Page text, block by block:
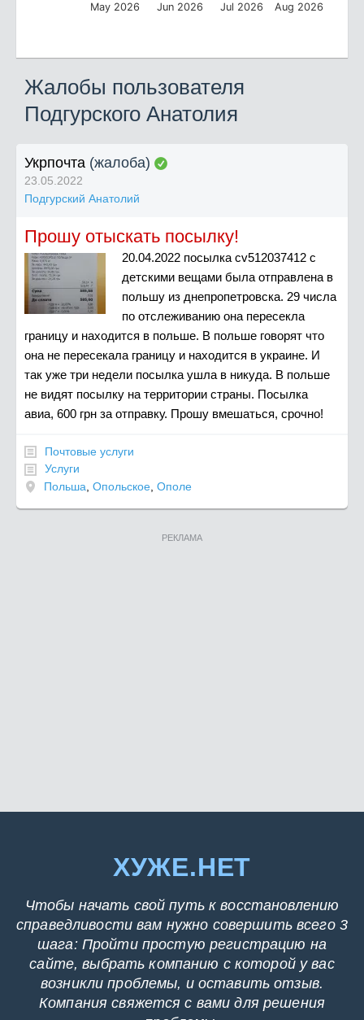
May 2026 Jun 2026 Jul 2026 Aug 2026
Жалобы пользователя
Подгурского Анатолия
Укрпочта (жалоба)
23.05.2022
Подгурский Анатолий
Прошу отыскать посылку!
20.04.2022 посылка cv512037412 с
детскими вещами была отправлена в
польшу из днепропетровска. 29 числа
по отслеживанию она пересекла
границу и находится в польше. В польше говорят что
она не пересекала границу и находится в украине. И
так уже три недели посылка ушла в никуда. В польше
не видят посылку на территории страны. Посылка
авиа, 600 грн за отправку. Прошу вмешаться, срочно!
Почтовые услуги
Услуги
Польша Опольское Ополе
РЕКЛАМА
ХУЖЕ.НЕТ
Чтобы начать свой путь к восстановлению
справедливости вам нужно совершить всего 3
шага: Пройти простую регистрацию на
сайте, выбрать компанию с которой у вас
возникли проблемы, и оставить отзыв.
Компания свяжется с вами для решения